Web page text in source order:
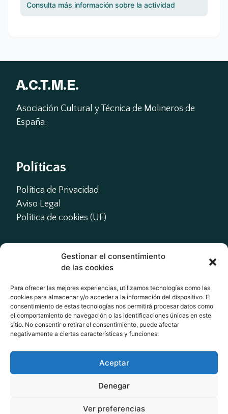
Gestionar el consentimiento
de las cookies
Para ofrecer las mejores experiencias, utilizamos tecnologías como las
cookies para almacenar y/o acceder a la información del dispositivo. El
consentimiento de estas tecnologías nos permitirá procesar datos como
el comportamiento de navegación o las identificaciones únicas en este
sitio. No consentir o retirar el consentimiento, puede afectar
negativamente a ciertas características y funciones.
Aceptar
Denegar
Ver preferencias
Consulta más información sobre la actividad
A.C.T.M.E.
Asociación Cultural y Técnica de Molineros de
España.
Políticas
Política de Privacidad
Aviso Legal
Política de cookies (UE)
Contacto
presidente@actme.es
administracion@actme.es
+34 647 66 63 18
Redes Sociales